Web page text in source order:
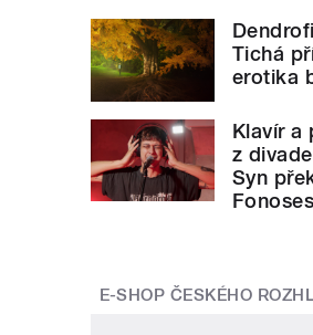
Tichá
erotika
Klavír a
z
Syn
E-SHOP ČESKÉHO